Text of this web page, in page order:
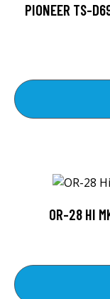
PIONEER TS-
OR-28 HI